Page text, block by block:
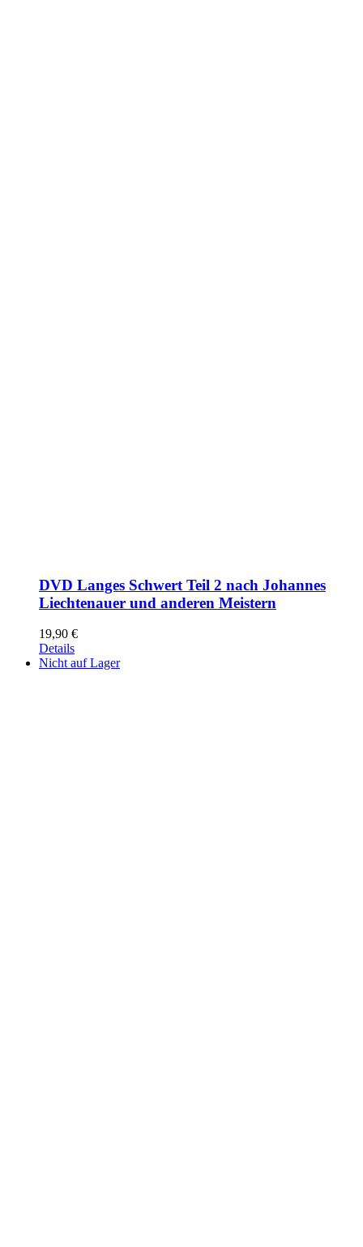
DVD Langes Schwert Teil 2 nach Johannes
Liechtenauer und anderen Meistern
19,90 €
Details
Nicht auf Lager